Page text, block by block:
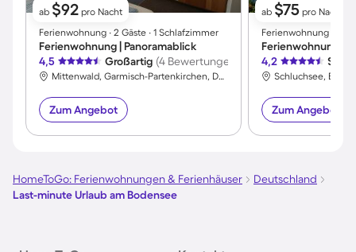
ab $92 pro Nacht
Ferienwohnung ∙ 2 Gäste ∙ 1 Schlafzimmer
Ferienwohnung | Panoramablick
4,5
Großartig (4 Bewertungen)
Mittenwald, Garmisch-Partenkirchen, Deutschland
Zum Angebot
ab $75 pro Nacht
Ferienwohnung ∙ 3
4,2 Sehr
Zum Angebot
HomeToGo: Ferienwohnungen & Ferienhäuser
Deutschland
Last-minute Urlaub am Bodensee